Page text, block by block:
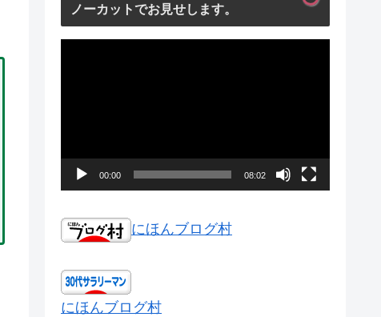
ノーカットでお見せします。
00:00 08:02
にほんブログ村
にほんブログ村